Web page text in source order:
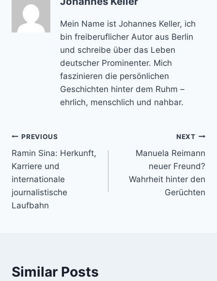
Mein Name ist Johannes Keller, ich
bin freiberuflicher Autor aus Berlin
und schreibe über das Leben
deutscher Prominenter. Mich
faszinieren die persönlichen
Geschichten hinter dem Ruhm –
ehrlich, menschlich und nahbar.
Post
navigation
PREVIOUS
Ramin Sina: Herkunft,
Karriere und
internationale
journalistische
Laufbahn
NEXT
Manuela Reimann
neuer Freund?
Wahrheit hinter den
Gerüchten
Similar Posts